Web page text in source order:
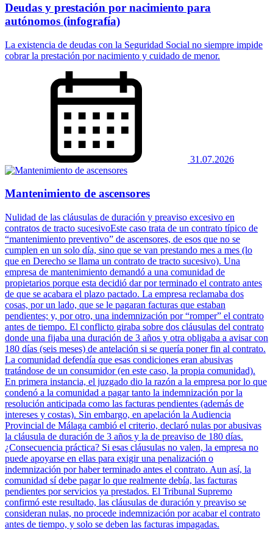
Deudas y prestación por nacimiento para
autónomos (infografía)
La existencia de deudas con la Seguridad Social no siempre impide
cobrar la prestación por nacimiento y cuidado de menor.
31.07.2026
Mantenimiento de ascensores
Nulidad de las cláusulas de duración y preaviso excesivo en
contratos de tracto sucesivoEste caso trata de un contrato típico de
“mantenimiento preventivo” de ascensores, de esos que no se
cumplen en un solo día, sino que se van prestando mes a mes (lo
que en Derecho se llama un contrato de tracto sucesivo). Una
empresa de mantenimiento demandó a una comunidad de
propietarios porque esta decidió dar por terminado el contrato antes
de que se acabara el plazo pactado. La empresa reclamaba dos
cosas, por un lado, que se le pagaran facturas que estaban
pendientes; y, por otro, una indemnización por “romper” el contrato
antes de tiempo. El conflicto giraba sobre dos cláusulas del contrato
donde una fijaba una duración de 3 años y otra obligaba a avisar con
180 días (seis meses) de antelación si se quería poner fin al contrato.
La comunidad defendía que esas condiciones eran abusivas
tratándose de un consumidor (en este caso, la propia comunidad).
En primera instancia, el juzgado dio la razón a la empresa por lo que
condenó a la comunidad a pagar tanto la indemnización por la
resolución anticipada como las facturas pendientes (además de
intereses y costas). Sin embargo, en apelación la Audiencia
Provincial de Málaga cambió el criterio, declaró nulas por abusivas
la cláusula de duración de 3 años y la de preaviso de 180 días.
¿Consecuencia práctica? Si esas cláusulas no valen, la empresa no
puede apoyarse en ellas para exigir una penalización o
indemnización por haber terminado antes el contrato. Aun así, la
comunidad sí debe pagar lo que realmente debía, las facturas
pendientes por servicios ya prestados. El Tribunal Supremo
confirmó este resultado, las cláusulas de duración y preaviso se
consideran nulas, no procede indemnización por acabar el contrato
antes de tiempo, y solo se deben las facturas impagadas.